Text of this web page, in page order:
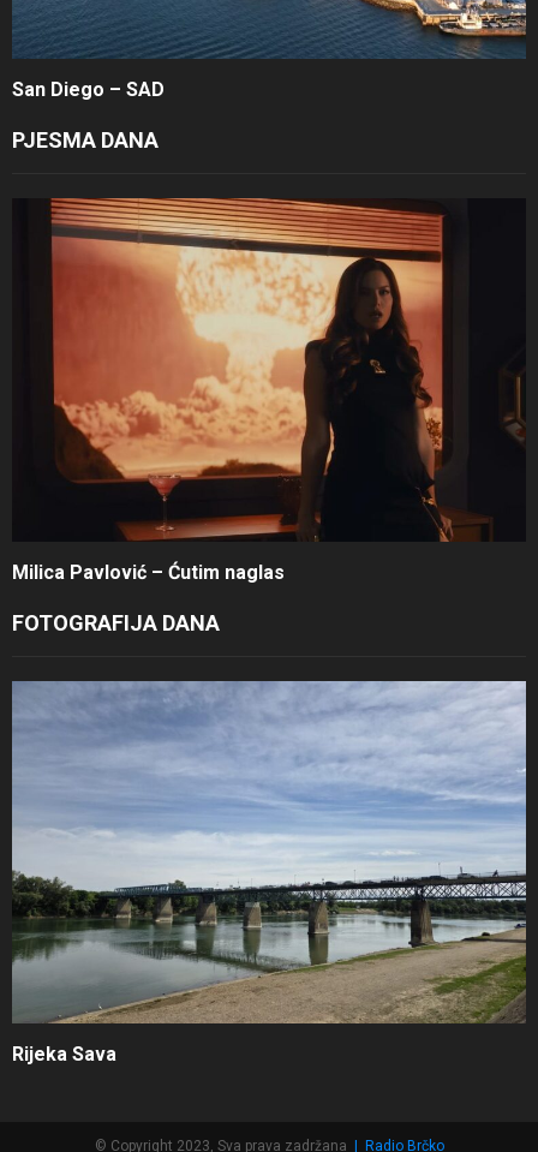
San Diego – SAD
PJESMA DANA
Milica Pavlović – Ćutim naglas
FOTOGRAFIJA DANA
Rijeka Sava
© Copyright 2023, Sva prava zadržana Radio Brčko